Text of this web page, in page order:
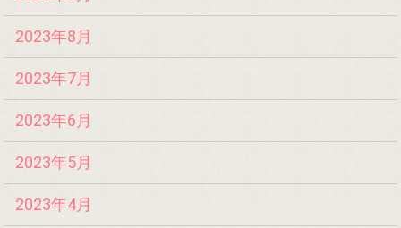
2023年8月
2023年7月
2023年6月
2023年5月
2023年4月